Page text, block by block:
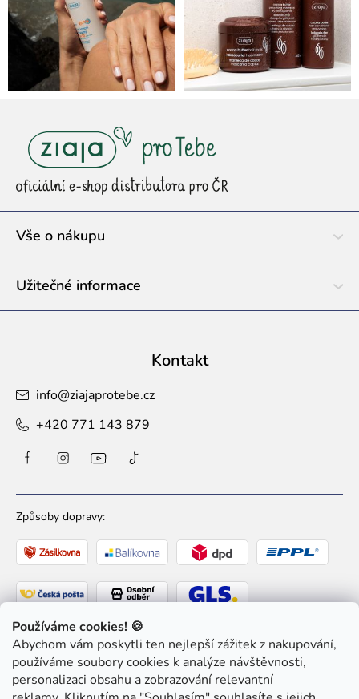
Používáme cookies! 🍪
Abychom vám poskytli ten nejlepší zážitek z nakupování,
používáme soubory cookies k analýze návštěvnosti,
personalizaci obsahu a zobrazování relevantní
t
Vše o nákupu
Užitečné informace
Kontakt
info@ziajaprotebe.cz
+420 771 143 879
Způsoby dopravy:
Způsoby platby: